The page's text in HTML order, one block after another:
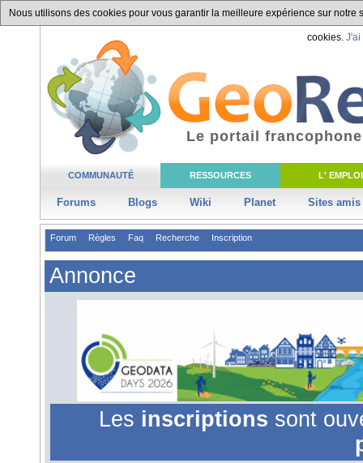
Nous utilisons des cookies pour vous garantir la meilleure expérience sur
cookies. J'ai
COMMUNAUTÉ RESSOURCES L' EMPLOI
Forums Blogs Wiki Planet Sites amis
Le portail
Forum Règles Faq Recherche Inscription
Annonce
Les inscriptions sont